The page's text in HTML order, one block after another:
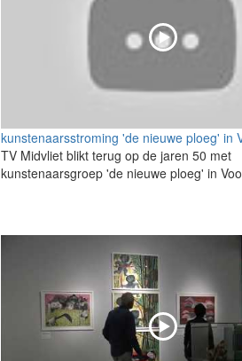
kunstenaarsstroming 'de nieuwe ploeg' in
TV Midvliet blikt terug op de jaren 50 met
kunstenaarsgroep 'de nieuwe ploeg' in